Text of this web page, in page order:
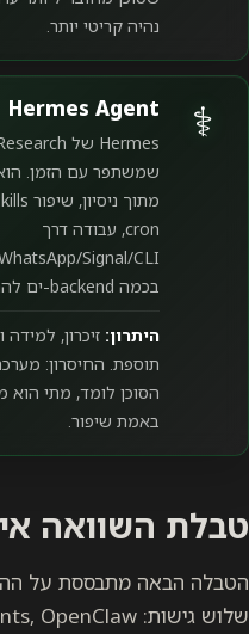
נהיה קריטי יותר.
⚕
Hermes Agent
cron, עבודה דרך
בכמה backend-ים להרצה.
היתרון: זיכרון,
תוספת. החיסרון:
באמת שיפור.
טבלת השוואה
הטבלה הבאה מתבססת על